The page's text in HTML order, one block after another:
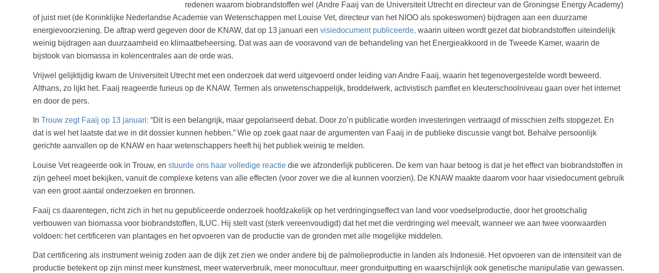
redenen waarom biobrandstoffen wel (Andre Faaij van de Universiteit Utrecht en directeur van de Groningse Energy Academy)
of juist niet (de Koninklijke Nederlandse Academie van Wetenschappen met Louise Vet, directeur van het NIOO als spokeswomen) bijdragen aan een duurzame
energievoorziening. De aftrap werd gegeven door de KNAW, dat op 13 januari een visiedocument publiceerde, waarin uiteen wordt gezet dat biobrandstoffen uiteindelijk
weinig bijdragen aan duurzaamheid en klimaatbeheersing. Dat was aan de vooravond van de behandeling van het Energieakkoord in de Tweede Kamer, waarin de
bijstook van biomassa in kolencentrales aan de orde was.
Vrijwel gelijktijdig kwam de Universiteit Utrecht met een onderzoek dat werd uitgevoerd onder leiding van Andre Faaij, waarin het tegenovergestelde wordt beweerd.
Althans, zo lijkt het. Faaij reageerde furieus op de KNAW. Termen als onwetenschappelijk, broddelwerk, activistisch pamflet en kleuterschoolniveau gaan over het internet
en door de pers.
In Trouw zegt Faaij op 13 januari: “Dit is een belangrijk, maar gepolariseerd debat. Door zo’n publicatie worden investeringen vertraagd of misschien zelfs stopgezet. En
dat is wel het laatste dat we in dit dossier kunnen hebben.” Wie op zoek gaat naar de argumenten van Faaij in de publieke discussie vangt bot. Behalve persoonlijk
gerichte aanvallen op de KNAW en haar wetenschappers heeft hij het publiek weinig te melden.
Louise Vet reageerde ook in Trouw, en stuurde ons haar volledige reactie die we afzonderlijk publiceren. De kern van haar betoog is dat je het effect van biobrandstoffen in
zijn geheel moet bekijken, vanuit de complexe ketens van alle effecten (voor zover we die al kunnen voorzien). De KNAW maakte daarom voor haar visiedocument gebruik
van een groot aantal onderzoeken en bronnen.
Faaij cs daarentegen, richt zich in het nu gepubliceerde onderzoek hoofdzakelijk op het verdringingseffect van land voor voedselproductie, door het grootschalig
verbouwen van biomassa voor biobrandstoffen, ILUC. Hij stelt vast (sterk vereenvoudigd) dat het met die verdringing wel meevalt, wanneer we aan twee voorwaarden
voldoen: het certificeren van plantages en het opvoeren van de productie van de gronden met alle mogelijke middelen.
Dat certificering als instrument weinig zoden aan de dijk zet zien we onder andere bij de palmolieproductie in landen als Indonesië. Het opvoeren van de intensiteit van de
productie betekent op zijn minst meer kunstmest, meer waterverbruik, meer monocultuur, meer gronduitputting en waarschijnlijk ook genetische manipulatie van gewassen.